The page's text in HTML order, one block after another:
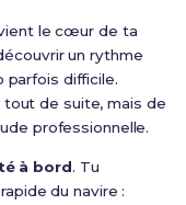
le cœur de ta
un rythme
parfois difficile.
tout de suite, mais de
professionnelle.
à bord. Tu
du navire :